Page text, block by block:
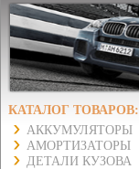
КАТАЛОГ ТОВАРОВ:
АККУМУЛЯТОРЫ
АМОРТИЗАТОРЫ
ДЕТАЛИ КУЗОВА